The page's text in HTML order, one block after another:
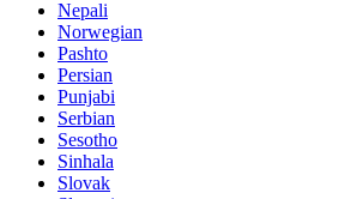
Nepali
Norwegian
Pashto
Persian
Punjabi
Serbian
Sesotho
Sinhala
Slovak